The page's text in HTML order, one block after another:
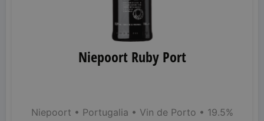
Niepoort Ruby Port
Niepoort • Portugalia • Vin de Porto • 19.5%